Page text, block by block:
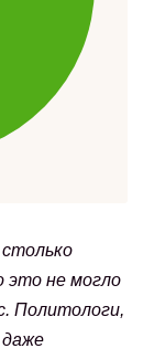
это не могло
Политологи,
даже